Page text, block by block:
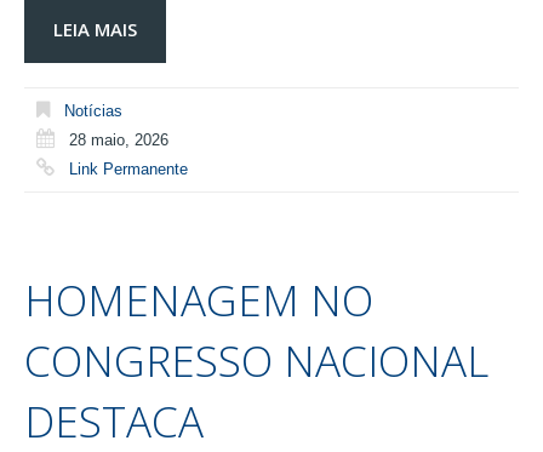
LEIA MAIS
Notícias
28 maio, 2026
Link Permanente
HOMENAGEM NO
CONGRESSO NACIONAL
DESTACA